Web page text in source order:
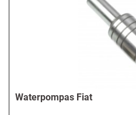
Waterpompas Fiat